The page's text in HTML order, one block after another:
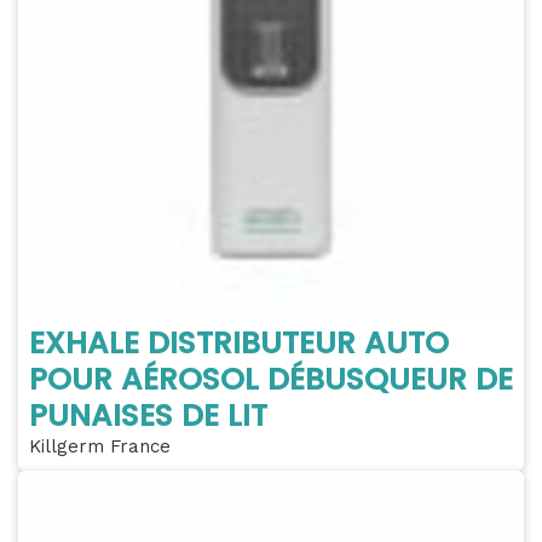
EXHALE DISTRIBUTEUR AUTO
POUR AÉROSOL DÉBUSQUEUR DE
PUNAISES DE LIT
Killgerm France